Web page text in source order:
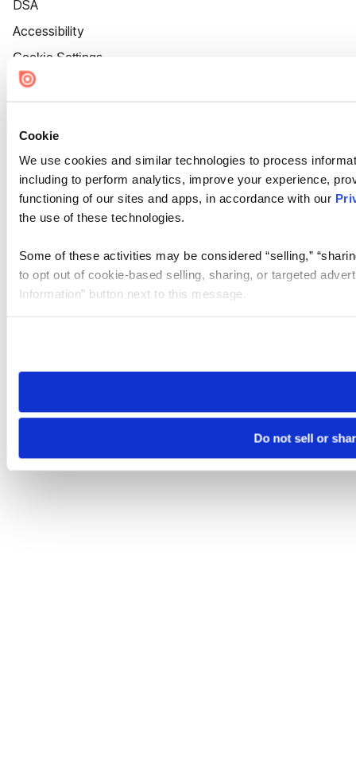
Cookie
We use cookies and similar technologies to process
including to perform analytics, improve your experience,
functioning of our sites and apps, in accordance with our
the use of these technologies.
Some of these activities may be considered “selling,”
to opt out of cookie-based selling, sharing, or targeted
Information” button next to this message.
need to be set again.
Do not sell or
DSA
Accessibility
Cookie Settings